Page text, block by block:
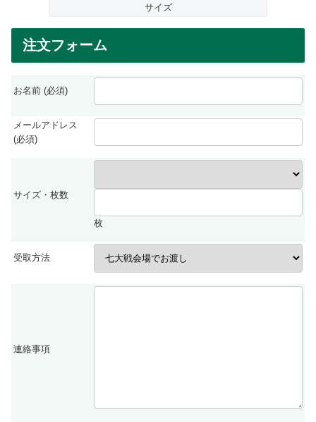
サイズ
注文フォーム
お名前 (必須)
メールアドレス
(必須)
サイズ・枚数
枚
受取方法
連絡事項